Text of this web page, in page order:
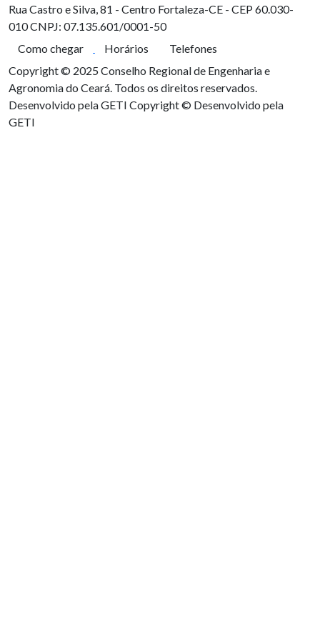
Rua Castro e Silva, 81 - Centro Fortaleza-CE - CEP 60.030-
010CNPJ: 07.135.601/0001-50
Como chegar
Horários
Telefones
Copyright © 2025 Conselho Regional de Engenharia e
Agronomia do Ceará. Todos os direitos reservados.
Desenvolvido pela GETI Copyright © Desenvolvido pela
GETI